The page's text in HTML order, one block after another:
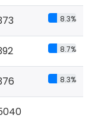
8.3%
8.7%
8.3%